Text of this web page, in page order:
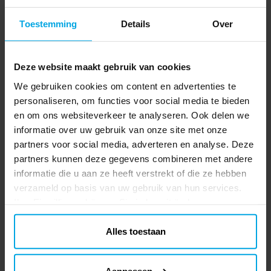
Toestemming Details Over
Deze website maakt gebruik van cookies
We gebruiken cookies om content en advertenties te
personaliseren, om functies voor social media te bieden
en om ons websiteverkeer te analyseren. Ook delen we
informatie over uw gebruik van onze site met onze
partners voor social media, adverteren en analyse. Deze
partners kunnen deze gegevens combineren met andere
informatie die u aan ze heeft verstrekt of die ze hebben
verzameld op basis van uw gebruik van hun services.
Alles toestaan
en zijn ongeveer 33 x 33 cm groot
uitgevouwen.
€ 3,90
TOEVOEGEN
meter
Tafelloper in retrostijl die met zijn
ontwerp direct doet denken aan de jaren
70. De tafelloper is perfect als je een leuk
themafeest of een disco wilt organiseren.
Deze tafelloper komt in een handige rol en
is 30 cm breed en maar liefst 5 meter
lang. Het is genoeg voor meerdere tafels
en een groot feest. Het materiaal is 100%
Prijs:€ 10,90
€ 10,90
TOEVOEGEN
Anderen kochten ook